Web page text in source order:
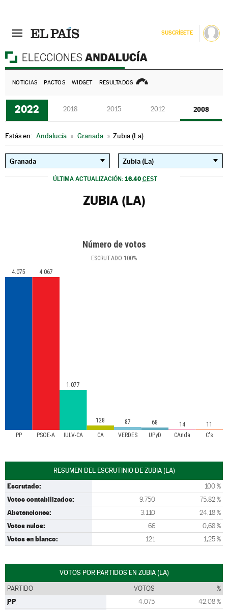
SUSCRÍBETE
NOTICIAS PACTOS WIDGET RESULTADOS
2022 2018 2015 2012 2008
Estás en: Andalucía » Granada » Zubia (La)
ÚLTIMA ACTUALIZACIÓN: 16.40 CEST
ZUBIA (LA)
Número de votos
ESCRUTADO 100%
PP PSOE-A IULV-CA CA VERDES UPyD CAnda C's
4.075 4.067
1.077
128 87 68 14 11
RESUMEN DEL ESCRUTINIO DE ZUBIA (LA)
Escrutado: 100 %
Votos contabilizados: 9.750 75,82 %
Abstenciones: 3.110 24,18 %
Votos nulos: 66 0,68 %
Votos en blanco: 121 1,25 %
VOTOS POR PARTIDOS EN ZUBIA (LA)
PARTIDO VOTOS %
PP 4.075 42,08 %